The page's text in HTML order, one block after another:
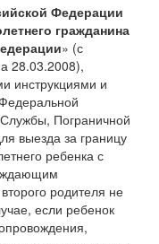
Федерации
гражданина
» (с
28.03.2008),
инструкциями и
Пограничной
выезда за границу
ребенка с
родителя не
если ребенок